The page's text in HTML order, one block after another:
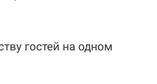
гостей на одном